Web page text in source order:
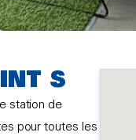
S
station de
pour toutes les